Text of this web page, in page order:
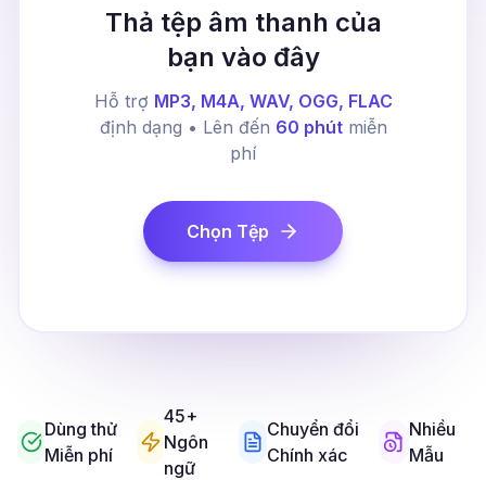
Thả tệp âm thanh của
bạn vào đây
Hỗ trợ MP3, M4A, WAV, OGG, FLAC
định dạng • Lên đến 60 phút miễn
phí
Chọn Tệp
Dùng thử
Miễn phí
45+
Ngôn
ngữ
Chuyển đổi
Chính xác
Nhiều
Mẫu